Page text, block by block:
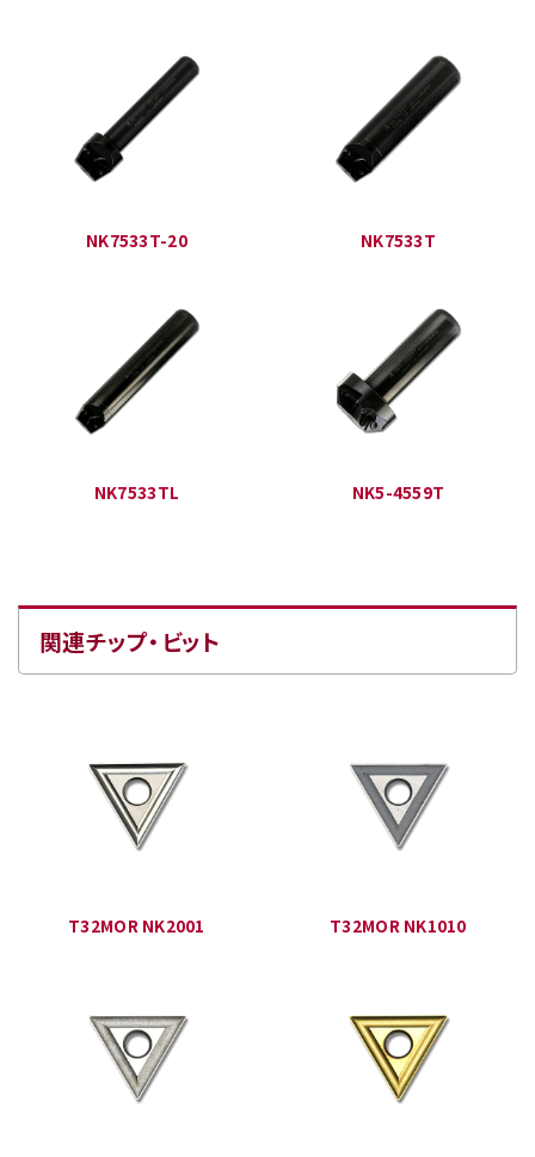
NK7533T-20 NK7533T
NK7533TL NK5-4559T
関連チップ・ビット
T32MOR NK2001 T32MOR NK1010